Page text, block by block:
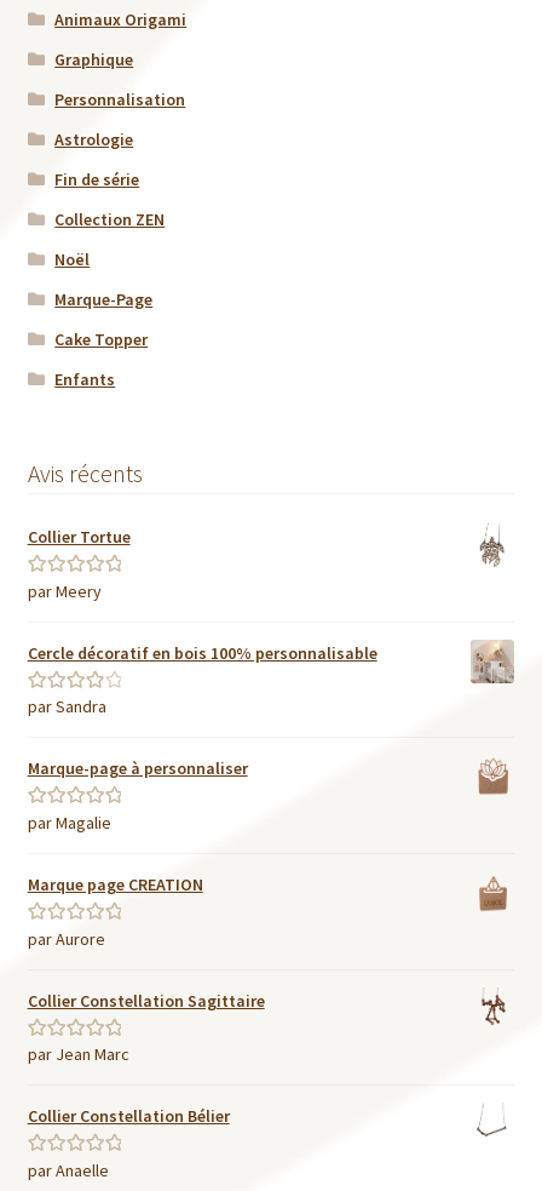
Animaux Origami
Graphique
Personnalisation
Astrologie
Fin de série
Collection ZEN
Noël
Marque-Page
Cake Topper
Enfants
Avis récents
Collier Tortue
Note5sur 5
par Meery
Cercle décoratif en bois 100% personnalisable
Note4sur
par Sandra
Marque-page à personnaliser
Note5sur 5
par Magalie
Marque page CREATION
Note5sur 5
par Aurore
Collier Constellation Sagittaire
Note5sur 5
par Jean Marc
Collier Constellation Bélier
Note5sur 5
par Anaelle